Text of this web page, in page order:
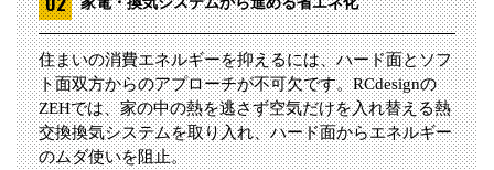
住まいの消費エネルギーを抑えるには、ハード面とソフ
ト面双方からのアプローチが不可欠です。RCdesignの
ZEHでは、家の中の熱を逃さず空気だけを入れ替える熱
交換換気システムを取り入れ、ハード面からエネルギー
のムダ使いを阻止。